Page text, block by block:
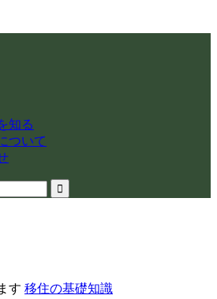
知る
ついて
す 移住の基礎知識